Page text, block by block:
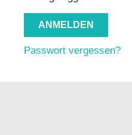
ANMELDEN
Passwort vergessen?